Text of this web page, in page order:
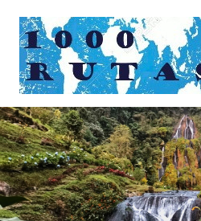
contenido
sobre
dos
ruedas